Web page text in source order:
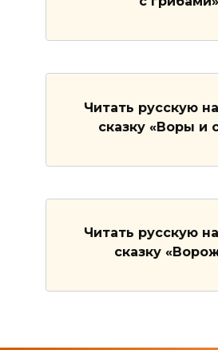
Читать русскую
сказку «Воры и
Читать русскую
сказку